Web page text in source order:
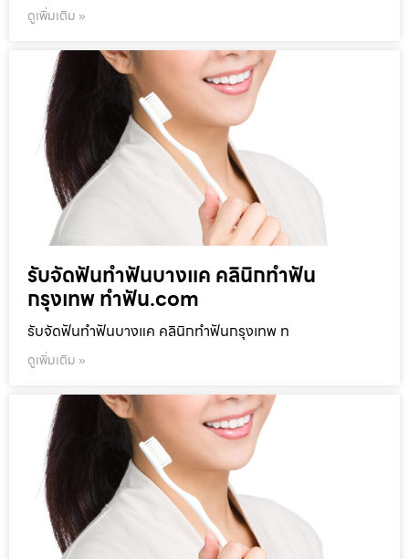
ดูเพิ่มเติม »
รับจัดฟันทำฟันบางแค คลินิกทำฟัน
กรุงเทพ ทำฟัน.com
รับจัดฟันทำฟันบางแค คลินิกทำฟันกรุงเทพ ท
ดูเพิ่มเติม »